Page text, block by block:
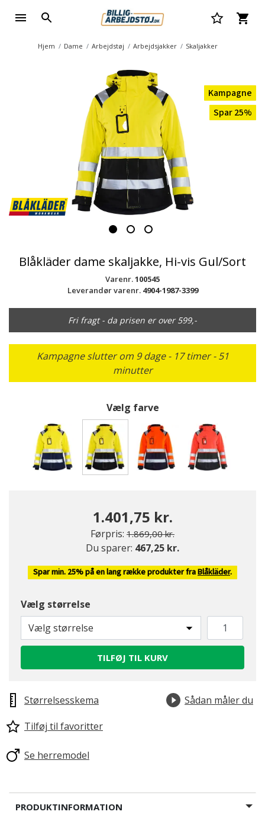
Hjem Dame Arbejdstøj Arbejdsjakker Skaljakker
Kampagne
Spar 25%
Blåkläder dame skaljakke, Hi-vis Gul/Sort
Varenr.100545
Leverandør varenr. 4904-1987-3399
Fri fragt - da prisen er over 599,-
Kampagne slutter om 9 dage - 17 timer - 51
minutter
Vælg farve
1.401,75 kr.
Førpris: Pris nedsat fra
1.869,00 kr.til
Du sparer: 467,25 kr.
Spar min. 25% på en lang række produkter fraBlåkläder.
Vælg størrelse
Vælg størrelse
TILFØJ TIL KURV
Størrelsesskema
Sådan måler du
Tilføj til favoritter
Se herremodel
PRODUKTINFORMATION